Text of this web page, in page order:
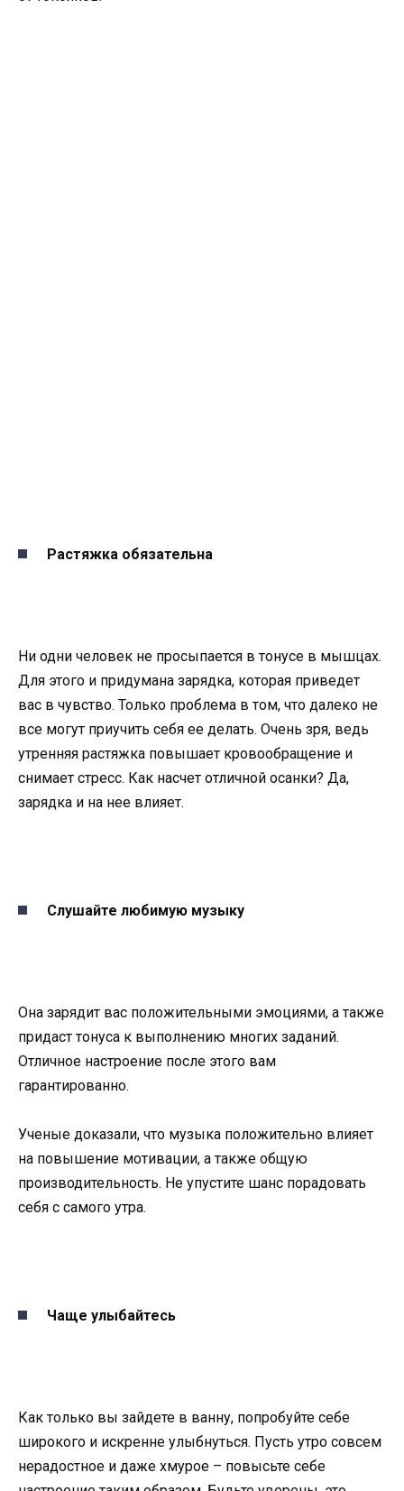
Растяжка обязательна
Ни одни человек не просыпается в тонусе в мышцах.
Для этого и придумана зарядка, которая приведет
вас в чувство. Только проблема в том, что далеко не
все могут приучить себя ее делать. Очень зря, ведь
утренняя растяжка повышает кровообращение и
снимает стресс. Как насчет отличной осанки? Да,
зарядка и на нее влияет.
Слушайте любимую музыку
Она зарядит вас положительными эмоциями, а также
придаст тонуса к выполнению многих заданий.
Отличное настроение после этого вам
гарантированно.
Ученые доказали, что музыка положительно влияет
на повышение мотивации, а также общую
производительность. Не упустите шанс порадовать
себя с самого утра.
Чаще улыбайтесь
Как только вы зайдете в ванну, попробуйте себе
широкого и искренне улыбнуться. Пусть утро совсем
нерадостное и даже хмурое – повысьте себе